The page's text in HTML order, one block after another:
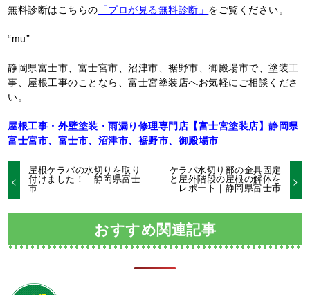
無料診断はこちらの 「プロが見る無料診断」 をご覧ください。
“mu”
静岡県富士市、富士宮市、沼津市、裾野市、御殿場市で、塗装工
事、屋根工事のことなら、富士宮塗装店へお気軽にご相談くださ
い。
屋根工事・外壁塗装・雨漏り修理専門店【富士宮塗装店】静岡県
富士宮市、富士市、沼津市、裾野市、御殿場市
屋根ケラバの水切りを取り
付けました！｜静岡県富士
市
ケラバ水切り部の金具固定
と屋外階段の屋根の解体を
レポート｜静岡県富士市
おすすめ関連記事